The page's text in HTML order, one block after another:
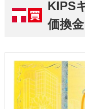
KIPS
価換金